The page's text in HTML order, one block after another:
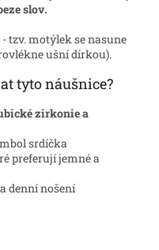
slov.
tzv. motýlek se nasune
ušní dírkou).
tyto náušnice?
zirkonie a
srdíčka
preferují jemné a
denní nošení